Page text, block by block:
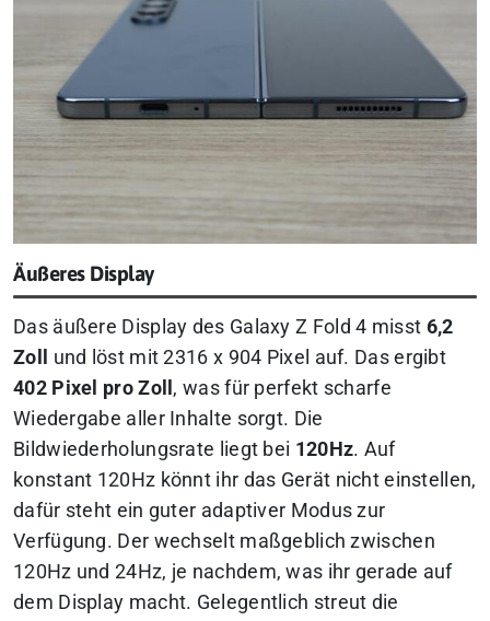
Äußeres Display
Das äußere Display des Galaxy Z Fold 4 misst 6,2
Zoll
und löst mit 2316 x 904 Pixel auf. Das ergibt
402 Pixel pro Zoll , was für perfekt scharfe
Wiedergabe aller Inhalte sorgt. Die
Bildwiederholungsrate liegt bei 120Hz. Auf
konstant 120Hz könnt ihr das Gerät nicht einstellen,
dafür steht ein guter adaptiver Modus zur
Verfügung. Der wechselt maßgeblich zwischen
120Hz und 24Hz, je nachdem, was ihr gerade auf
dem Display macht. Gelegentlich streut die